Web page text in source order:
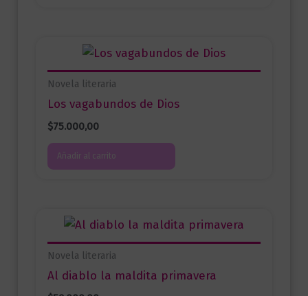
Novela literaria
Los vagabundos de Dios
$75.000,00
Añadir al carrito
Novela literaria
Al diablo la maldita primavera